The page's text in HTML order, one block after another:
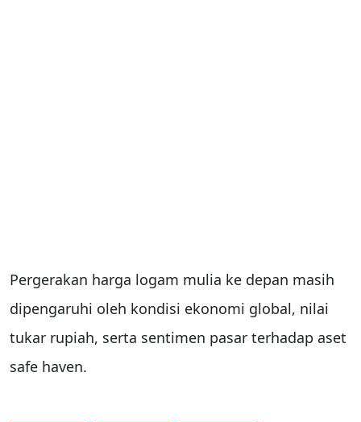
Pergerakan harga logam mulia ke depan masih
dipengaruhi oleh kondisi ekonomi global, nilai
tukar rupiah, serta sentimen pasar terhadap aset
safe haven.